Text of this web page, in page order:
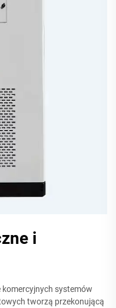
i
systemów
tworzą przekonującą